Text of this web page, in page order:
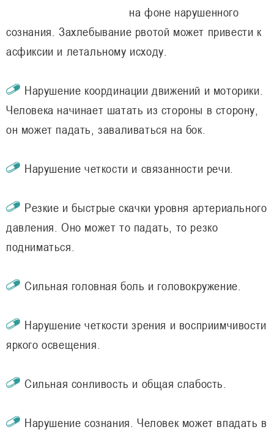
на фоне нарушенного
сознания. Захлебывание рвотой может привести к
асфиксии и летальному исходу.
Нарушение координации движений и моторики.
Человека начинает шатать из стороны в сторону,
он может падать, заваливаться на бок.
Нарушение четкости и связанности речи.
Резкие и быстрые скачки уровня артериального
давления. Оно может то падать, то резко
подниматься.
Сильная головная боль и головокружение.
Нарушение четкости зрения и восприимчивости
яркого освещения.
Сильная сонливость и общая слабость.
Нарушение сознания. Человек может впадать в